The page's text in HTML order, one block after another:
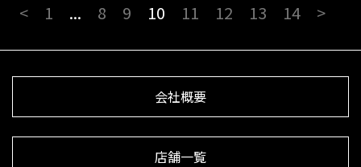
< 1 ... 8 9 10 11 12 13 14 >
会社概要
店舗一覧